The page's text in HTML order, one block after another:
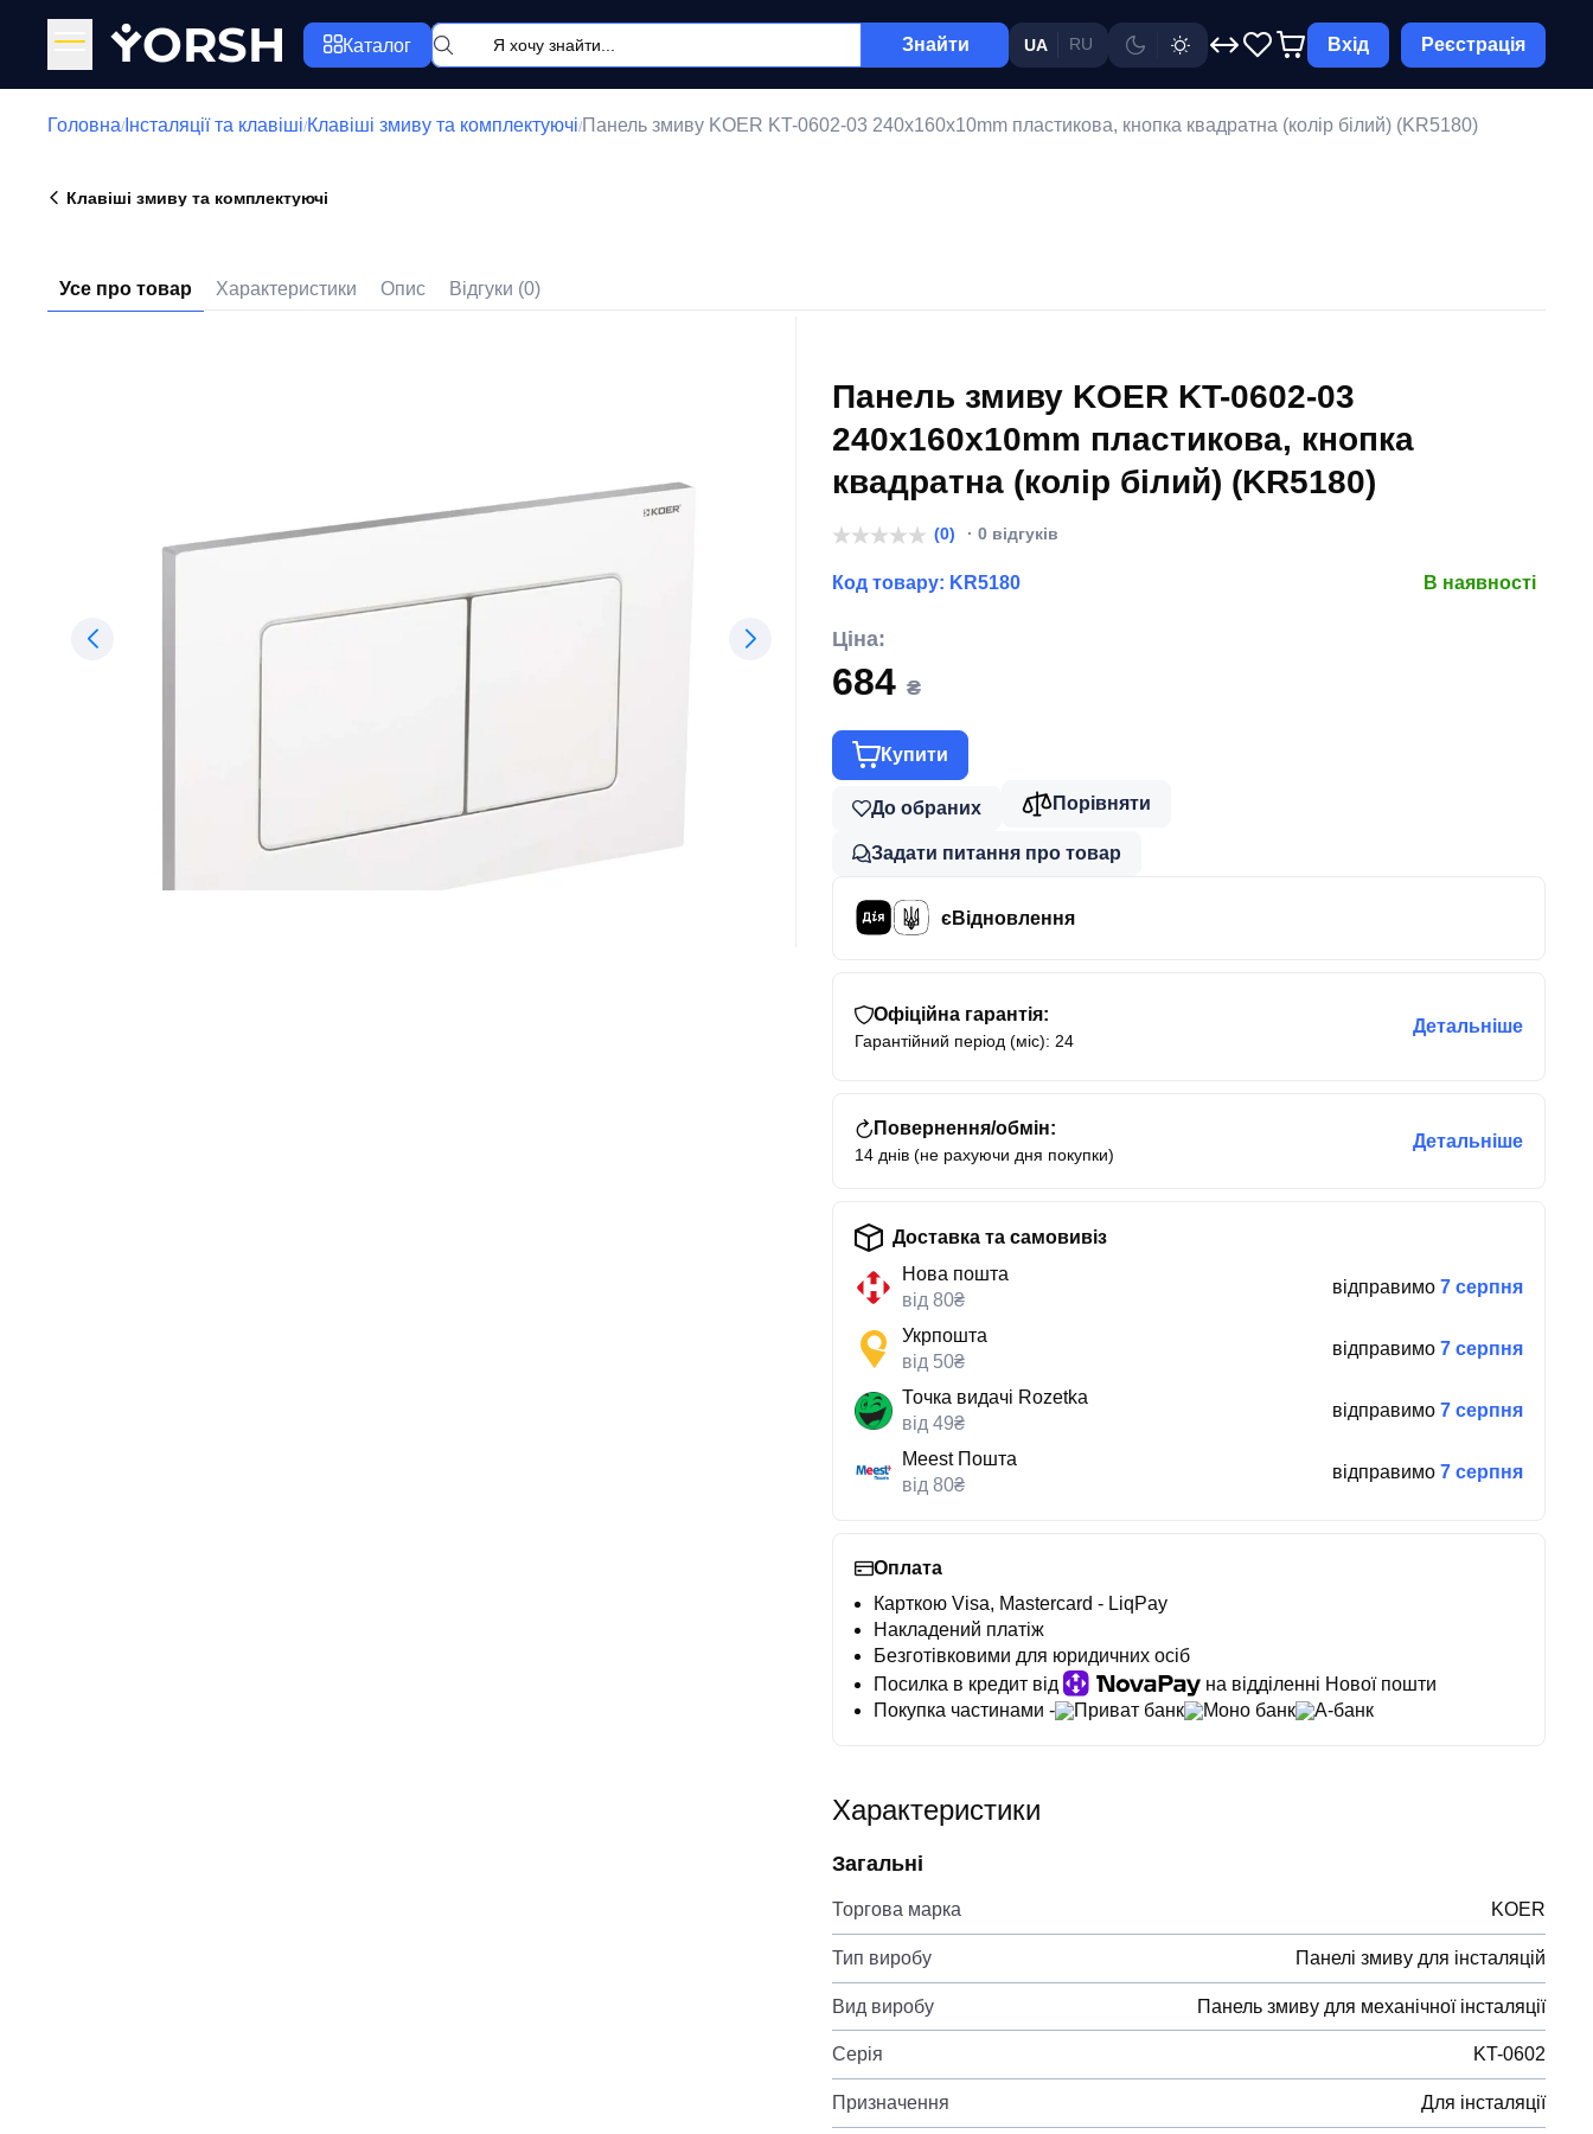
YORSH Каталог Знайти UA RU Вхід Реєстрація
Головна/ Інсталяції та клавіші/Клавіші змиву та комплектуючі/Панель змиву KOER KT-0602-03 240x160x10mm пластикова, кнопка квадратна (колір білий) (KR5180)
Клавіші змиву та комплектуючі
Усе про товар Характеристики Опис Відгуки (0)
Панель змиву KOER KT-0602-03
240x160x10mm пластикова, кнопка
квадратна (колір білий) (KR5180)
(0) · 0 відгуків
Код товару: KR5180 В наявності
Ціна:
684 ₴
Купити
До обраних Порівняти
Задати питання про товар
єВідновлення
Офіційна гарантія:
Гарантійний період (міс): 24
Детальніше
Повернення/обмін:
14 днів (не рахуючи дня покупки)
Детальніше
Доставка та самовивіз
Нова пошта
від 80₴
відправимо 7 серпня
Укрпошта
від 50₴
відправимо 7 серпня
Точка видачі Rozetka
від 49₴
відправимо 7 серпня
Meest Пошта
від 80₴
відправимо 7 серпня
Оплата
Карткою Visa, Mastercard - LiqPay
Накладений платіж
Безготівковими для юридичних осіб
Посилка в кредит від
на відділенні Нової пошти
Покупка частинами -
Приват банк Моно банк А-банк
Характеристики
Загальні
Торгова марка KOER
Тип виробу Панелі змиву для інсталяцій
Вид виробу Панель змиву для механічної інсталяції
Серія KT-0602
Призначення Для інсталяції